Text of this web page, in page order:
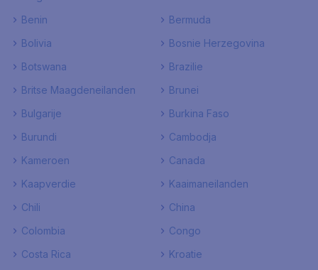
Benin
Bermuda
Bolivia
Bosnie Herzegovina
Botswana
Brazilie
Britse Maagdeneilanden
Brunei
Bulgarije
Burkina Faso
Burundi
Cambodja
Kameroen
Canada
Kaapverdie
Kaaimaneilanden
Chili
China
Colombia
Congo
Costa Rica
Kroatie